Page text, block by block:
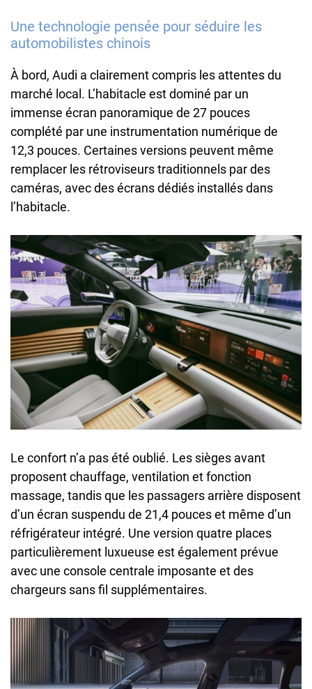
Une technologie pensée pour séduire les
automobilistes chinois
À bord, Audi a clairement compris les attentes du
marché local. L’habitacle est dominé par un
immense écran panoramique de 27 pouces
complété par une instrumentation numérique de
12,3 pouces. Certaines versions peuvent même
remplacer les rétroviseurs traditionnels par des
caméras, avec des écrans dédiés installés dans
l’habitacle.
Le confort n’a pas été oublié. Les sièges avant
proposent chauffage, ventilation et fonction
massage, tandis que les passagers arrière disposent
d’un écran suspendu de 21,4 pouces et même d’un
réfrigérateur intégré. Une version quatre places
particulièrement luxueuse est également prévue
avec une console centrale imposante et des
chargeurs sans fil supplémentaires.